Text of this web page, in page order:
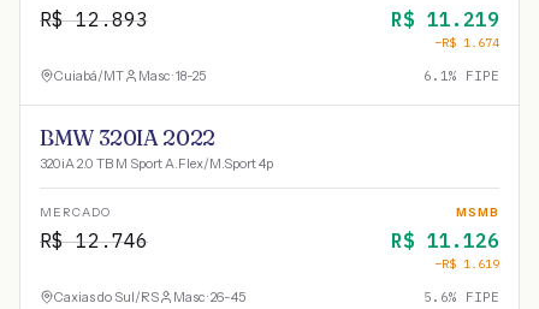
R$12.893 R$ 11.219
−R$ 1.674
Cuiabá/MT Masc · 18-25 6.1% FIPE
BMW 320IA 2022
320iA 2.0 TB M Sport A.Flex/M.Sport 4p
MERCADO
R$12.746
MSMB
R$ 11.126
−R$ 1.619
Caxias do Sul/RS Masc · 26-45 5.6% FIPE